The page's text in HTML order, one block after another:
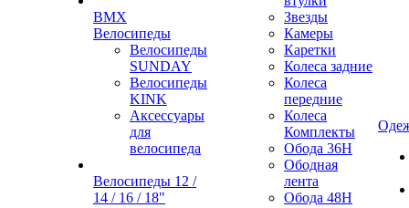
BMX
Велосипеды
Велосипеды
SUNDAY
Велосипеды
KINK
Аксессуары
для
велосипеда
Велосипеды 12 /
14 / 16 / 18"
Звезды
Камеры
Каретки
Колеса задние
Колеса
передние
Колеса
Комплекты
Обода 36H
Ободная
лента
Обода 48H